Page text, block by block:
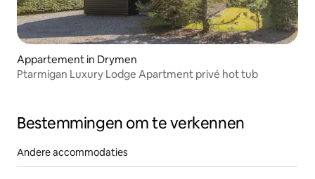
Appartement in Drymen
Ptarmigan Luxury Lodge Apartment privé hot tub
Bestemmingen om te verkennen
Andere accommodaties